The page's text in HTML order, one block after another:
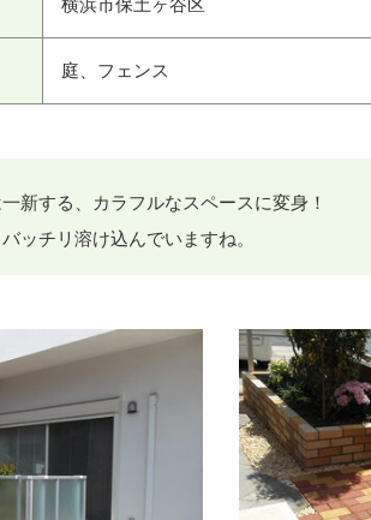
庭、フェンス
新する、カラフルなスペースに変身！
ッチリ溶け込んでいますね。